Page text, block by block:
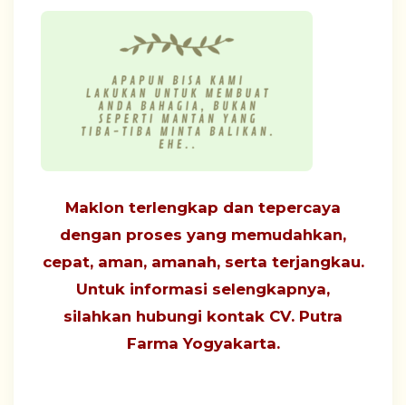
Maklon terlengkap dan tepercaya
dengan proses yang memudahkan,
cepat, aman, amanah, serta terjangkau.
Untuk informasi selengkapnya,
silahkan hubungi kontak CV. Putra
Farma Yogyakarta.